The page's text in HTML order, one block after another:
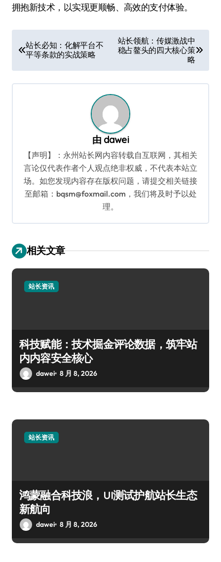
拥抱新技术，以实现更顺畅、高效的支付体验。
章
导
航
站长必知：化解平台不
平等条款的实战策略
站长领航：传媒激战中
稳占鳌头的四大核心策
略
由 dawei
【声明】：永州站长网内容转载自互联网，其相关
言论仅代表作者个人观点绝非权威，不代表本站立
场。如您发现内容存在版权问题，请提交相关链接
至邮箱：bqsm@foxmail.com，我们将及时予以处
理。
相关文章
站长资讯
科技赋能：技术掘金评论数据，筑牢站
内内容安全核心
dawei 8 月 8, 2026
站长资讯
鸿蒙融合科技浪，UI测试护航站长生态
新航向
dawei 8 月 8, 2026